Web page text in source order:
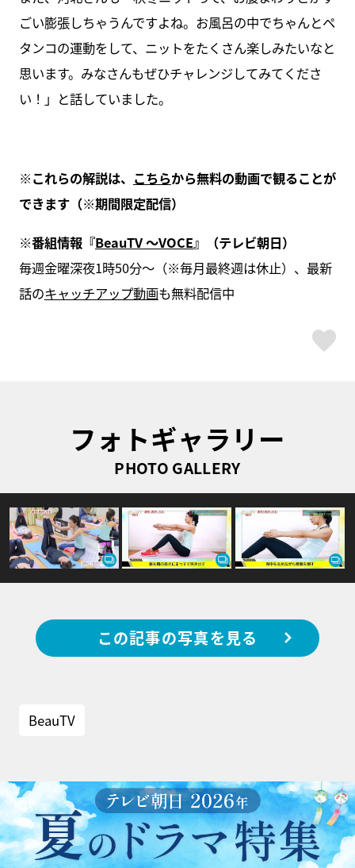
ごい膨張しちゃうんですよね。お風呂の中でちゃんとペ
タンコの運動をして、ニットをたくさん楽しみたいなと
思います。みなさんもぜひチャレンジしてみてくださ
い！」と話していました。
※これらの解説は、 こちらから無料の動画で観ることが
できます（※期間限定配信）
※番組情報『BeauTV ～VOCE』（テレビ朝日）
毎週金曜深夜1時50分～（※毎月最終週は休止）、最新
話のキャッチアップ動画も無料配信中
フォトギャラリー
PHOTO GALLERY
この記事の写真を見る
BeauTV